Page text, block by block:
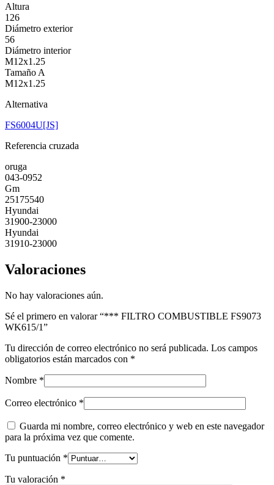
Altura
126
Diámetro exterior
56
Diámetro interior
M12x1.25
Tamaño A
M12x1.25
Alternativa
FS6004U[JS]
Referencia cruzada
oruga
043-0952
Gm
25175540
Hyundai
31900-23000
Hyundai
31910-23000
Valoraciones
No hay valoraciones aún.
Sé el primero en valorar “*** FILTRO COMBUSTIBLE FS9073
WK615/1”
Tu dirección de correo electrónico no será publicada. Los campos
obligatorios están marcados con *
Nombre *
Correo electrónico *
Guarda mi nombre, correo electrónico y web en este navegador
para la próxima vez que comente.
Tu puntuación *
Tu valoración *